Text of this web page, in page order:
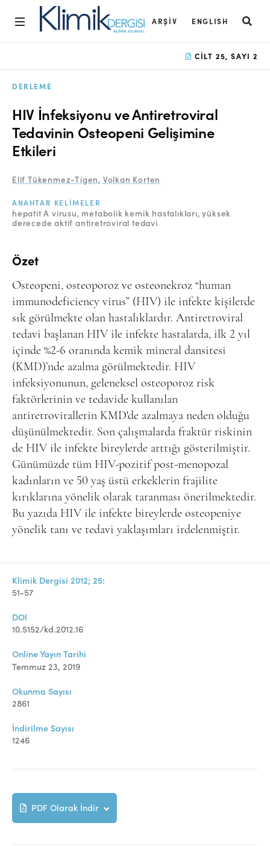
ARŞIV ENGLISH
Amaç ve Kapsam
Açık Erişim İlkesi
Yayın Kurulu
Etik İlkeler
Editoryal Süreç
Danışmanlık Süreci
Dizinler
Telif Hakları
İletişim
FACEBOOK TWITTER YOUTUBE
CILT 25, SAYI 2
DERLEME
HIV İnfeksiyonu ve Antiretroviral
Tedavinin Osteopeni Gelişimine
Etkileri
Elif Tükenmez-Tigen, Volkan Korten
ANAHTAR KELIMELER
hepatit A virusu metabolik kemik hastalıkları yüksek
derecede aktif antiretroviral tedavi
Özet
Osteopeni, osteoporoz ve osteonekroz “human
immunodeficiency virus” (HIV) ile infekte kişilerde
sık görülmekte olan hastalıklardır. Antiretroviral
tedavi başlanan HIV ile infekte hastalarda, ilk 2 yıl
içinde %2-6 oranında kemik mineral dansitesi
(KMD)’nde azalma görülmektedir. HIV
infeksiyonunun, geleneksel osteoporoz risk
faktörlerinin ve tedavide kullanılan
antiretrovirallerin KMD'de azalmaya neden olduğu
düşünülmektedir. Son çalışmalarda fraktür riskinin
de HIV ile infekte bireylerde arttığı gösterilmiştir.
Günümüzde tüm HIV-pozitif post-menopozal
kadınların ve 50 yaş üstü erkeklerin frajilite
kırıklarına yönelik olarak taranması önerilmektedir.
Bu yazıda HIV ile infekte bireylerde osteopeniye
yönelik tanı ve tedavi yaklaşımları irdelenmiştir.
Klimik Dergisi 2012; 25:
51-57
DOI
10.5152/kd.2012.16
Online Yayın Tarihi
Temmuz 23, 2019
Okunma Sayısı
2861
İndirilme Sayısı
1246
PDF Olarak İndir